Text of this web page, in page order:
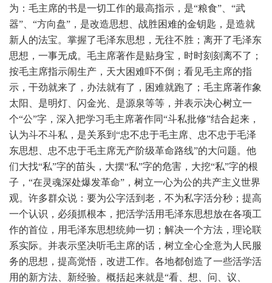
为：毛主席的书是一切工作的最高指示，是“粮食”、“武
器”、“方向盘”，是改造思想、战胜困难的金钥匙，是造就
新人的法宝。掌握了毛泽东思想，无往不胜；离开了毛泽东
思想，一事无成。毛主席著作是贴身宝，时时刻刻离不了；
按毛主席指示闹生产，天大困难吓不倒；看见毛主席的指
示，干劲就来了，办法就有了，困难就跑了；毛主席著作象
太阳、是明灯、闪金光、是源泉等等，并表示决心树立一
个“公”字，深入把学习毛主席著作同“斗私批修”结合起来，
认为斗不斗私，是关系到“忠不忠于毛主席、忠不忠于毛泽
东思想、忠不忠于毛主席无产阶级革命路线”的大问题。他
们大找“私”字的苗头，大摆“私”字的危害，大挖“私”字的根
子，“在灵魂深处爆发革命”，树立一心为公的共产主义世界
观。许多群众说：要为公字活到老，不为私字活分秒；提高
一个认识，必须抓根本，把活学活用毛泽东思想放在各项工
作的首位，用毛泽东思想统帅一切；解决一个方法，理论联
系实际。并表示坚决听毛主席的话，树立全心全意为人民服
务的思想，提高觉悟，改进工作。各地都创造了一些活学活
用的新方法、新经验。概括起来就是“看、想、问、议、